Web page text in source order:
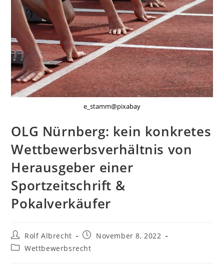
e_stamm@pixabay
OLG Nürnberg: kein konkretes
Wettbewerbsverhältnis von
Herausgeber einer
Sportzeitschrift &
Pokalverkäufer
Beitrags-
Autor:
Rolf Albrecht
Beitrag
veröffentlicht:
November 8, 2022
Beitrags-
Wettbewerbsrecht